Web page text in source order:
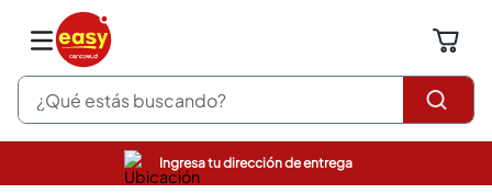
¿Qué estás buscando?
Ingresa tu dirección de entrega
pinturas